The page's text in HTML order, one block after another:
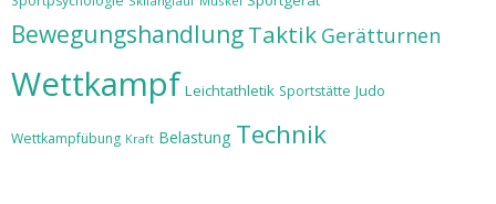
BewegungshandlungTaktik Gerätturnen
Wettkampf Leichtathletik Sportstätte Judo
Wettkampfübung Kraft Belastung Technik